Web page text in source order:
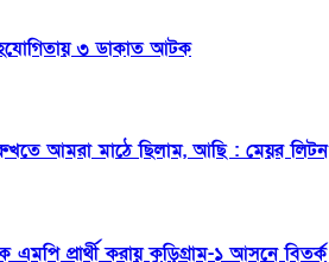
৩ ডাকাত আটক
আমরা মাঠে ছিলাম, আছি : মেয়র লিটন
প্রার্থী করায় কুড়িগ্রাম-১ আসনে বিতর্ক